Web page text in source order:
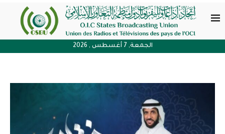
الجمعة, 7 أغسطس , 2026